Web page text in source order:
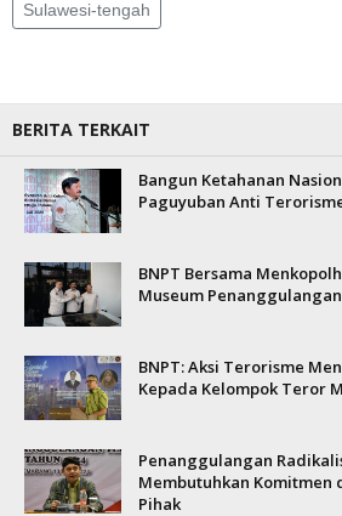
Sulawesi-tengah
BERITA TERKAIT
Bangun Ketahanan
Paguyuban Anti
BNPT Bersama
Museum
BNPT: Aksi Terorisme
Kepada Kelompok Teror
Penanggulangan
Membutuhkan Komitmen
Pihak